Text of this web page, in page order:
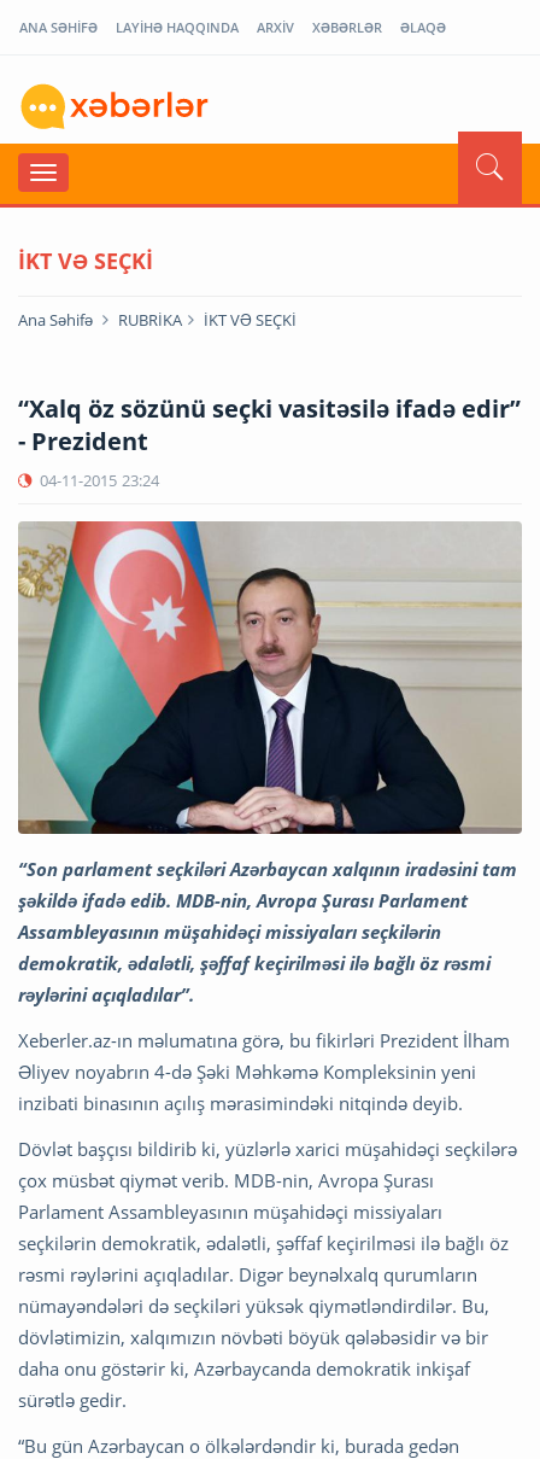
ANA SƏHİFƏ LAYİHƏ HAQQINDA ARXİV XƏBƏRLƏR ƏLAQƏ
İKT VƏ SEÇKİ
Ana Səhifə RUBRİKA İKT VƏ SEÇKİ
“Xalq öz sözünü seçki vasitəsilə ifadə edir”
- Prezident
04-11-2015 23:24
“Son parlament seçkiləri Azərbaycan xalqının iradəsini tam
şəkildə ifadə edib. MDB-nin, Avropa Şurası Parlament
Assambleyasının müşahidəçi missiyaları seçkilərin
demokratik, ədalətli, şəffaf keçirilməsi ilə bağlı öz rəsmi
rəylərini açıqladılar”.
Xeberler.az-ın məlumatına görə, bu fikirləri Prezident İlham
Əliyev noyabrın 4-də Şəki Məhkəmə Kompleksinin yeni
inzibati binasının açılış mərasimindəki nitqində deyib.
Dövlət başçısı bildirib ki, yüzlərlə xarici müşahidəçi seçkilərə
çox müsbət qiymət verib. MDB-nin, Avropa Şurası
Parlament Assambleyasının müşahidəçi missiyaları
seçkilərin demokratik, ədalətli, şəffaf keçirilməsi ilə bağlı öz
rəsmi rəylərini açıqladılar. Digər beynəlxalq qurumların
nümayəndələri də seçkiləri yüksək qiymətləndirdilər. Bu,
dövlətimizin, xalqımızın növbəti böyük qələbəsidir və bir
daha onu göstərir ki, Azərbaycanda demokratik inkişaf
sürətlə gedir.
“Bu gün Azərbaycan o ölkələrdəndir ki, burada gedən